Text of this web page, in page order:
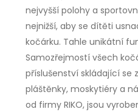
nejvyšší polohy a
nejnižší, aby se dítěti
kočárku. Tahle unikátní
Samozřejmostí všech
příslušenství skládající se
pláštěnky, moskytiéry a
od firmy RIKO, jsou